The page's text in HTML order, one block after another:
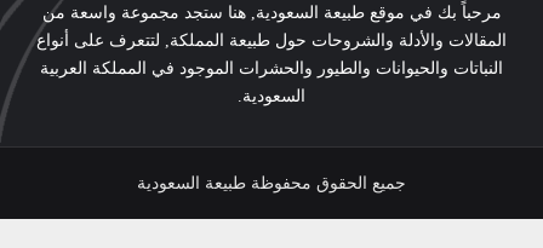
مرحباً بك في موقع طبيعة السعودية, هنا ستجد مجموعة واسعة من
المقالات والأدلة والشروحات حول طبيعة المملكة, لتتعرف على أنواع
النباتات والحيوانات والطيور والحشرات الموجود في المملكة العربية
السعودية.
جميع الحقوق محفوظة طبيعة السعودية